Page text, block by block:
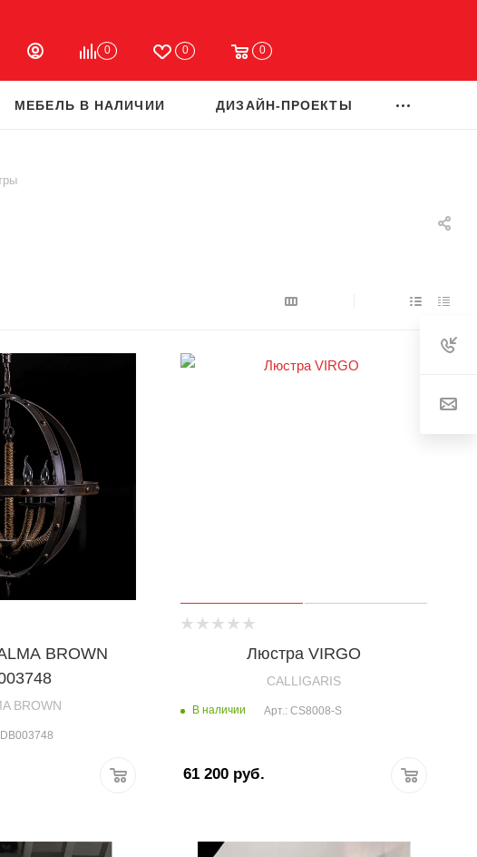
0 0 0
МЕБЕЛЬ В НАЛИЧИИ ДИЗАЙН-ПРОЕКТЫ
BROWN
BROWN
Люстра VIRGO
CALLIGARIS
В наличии Арт.: CS8008-S
61 200 руб.